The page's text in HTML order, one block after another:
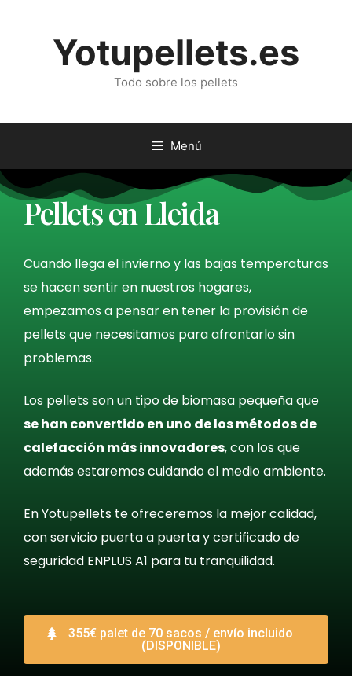
Yotupellets.es
Todo sobre los pellets
Menú
Pellets en Lleida
Cuando llega el invierno y las bajas temperaturas
se hacen sentir en nuestros hogares,
empezamos a pensar en tener la provisión de
pellets que necesitamos para afrontarlo sin
problemas.
Los pellets son un tipo de biomasa pequeña que
se han convertido en uno de los métodos de
calefacción más innovadores, con los que
además estaremos cuidando el medio ambiente.
En Yotupellets te ofreceremos la mejor calidad,
con servicio puerta a puerta y certificado de
seguridad ENPLUS A1 para tu tranquilidad.
355€ palet de 70 sacos / envío incluido
(DISPONIBLE)